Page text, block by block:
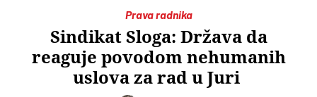
Prava radnika
Sindikat Sloga: Država da
reaguje povodom nehumanih
uslova za rad u Juri